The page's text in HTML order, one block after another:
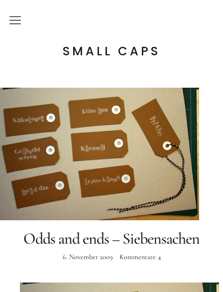
SMALL CAPS
Über mich
Letterpress Workshops
Online Kurs
Blog
Instagram
Odds and ends – Siebensachen
6. November 2009 Kommentare 4